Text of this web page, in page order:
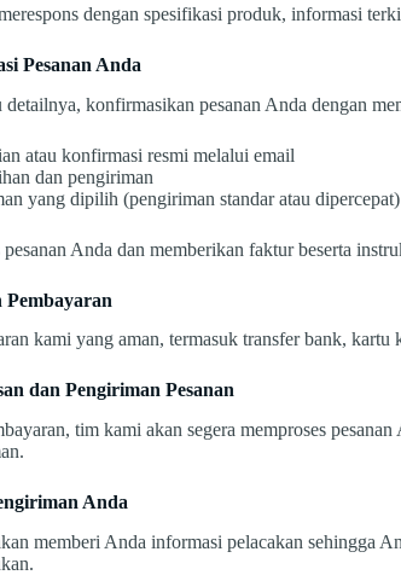
dengan spesifikasi produk, informasi
Pesanan Anda
detailnya, konfirmasikan pesanan Anda dengan
atau konfirmasi resmi melalui email
dan pengiriman
yang dipilih (pengiriman standar atau dipercepat)
Anda dan memberikan faktur beserta
kami yang aman, termasuk transfer bank,
dan Pengiriman Pesanan
tim kami akan segera memproses
Anda
memberi Anda informasi pelacakan sehingga